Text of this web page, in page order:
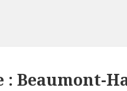
: Beaumont-